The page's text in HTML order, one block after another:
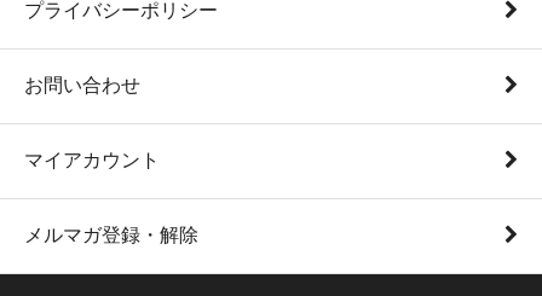
プライバシーポリシー
お問い合わせ
マイアカウント
メルマガ登録・解除